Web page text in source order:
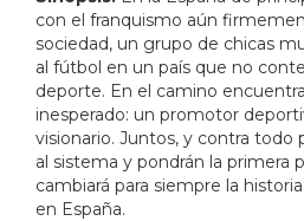
con el franquismo aún
sociedad, un grupo de chicas
al fútbol en un país que no
deporte. En el camino
inesperado: un promotor
visionario. Juntos, y contra todo
al sistema y pondrán la primera
cambiará para siempre la
en España.